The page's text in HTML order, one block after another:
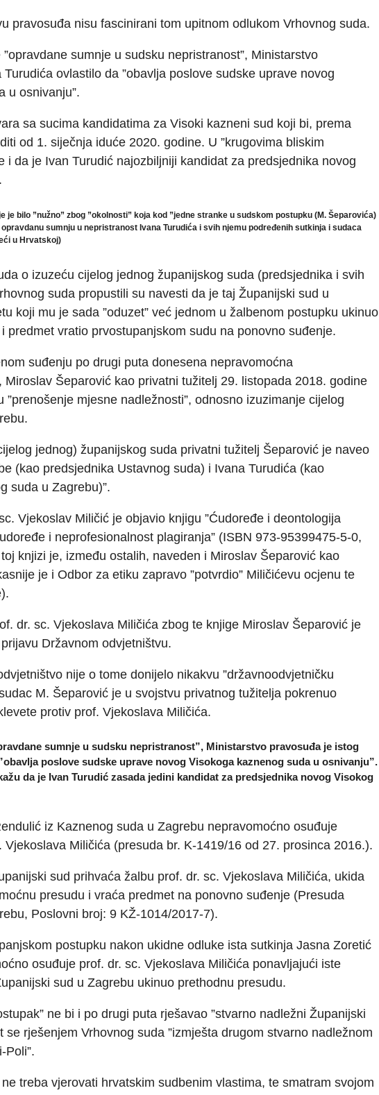
pravosuđa nisu fascinirani tom upitnom odlukom Vrhovnog suda.
sumnje u sudsku nepristranost”, Ministarstvo
ovlastilo da ”obavlja poslove sudske uprave novog
u osnivanju”.
sa sucima kandidatima za Visoki kazneni sud koji bi, prema
od 1. siječnja iduće 2020. godine. U ”krugovima bliskim
i da je Ivan Turudić najozbiljniji kandidat za predsjednika novog
je bilo ”nužno” zbog ”okolnosti” koja kod ”jedne stranke u sudskom postupku (M. Šeparovića)
sumnju u nepristranost Ivana Turudića i svih njemu podređenih sutkinja i sudaca
u Hrvatskoj)
o izuzeću cijelog jednog županijskog suda (predsjednika i svih
suda propustili su navesti da je taj Županijski sud u
koji mu je sada ”oduzet” već jednom u žalbenom postupku ukinuo
predmet vratio prvostupanjskom sudu na ponovno suđenje.
suđenju po drugi puta donesena nepravomoćna
Miroslav Šeparović kao privatni tužitelj 29. listopada 2018. godine
”prenošenje mjesne nadležnosti”, odnosno izuzimanje cijelog
jednog) županijskog suda privatni tužitelj Šeparović je naveo
(kao predsjednika Ustavnog suda) i Ivana Turudića (kao
suda u Zagrebu)”.
Vjekoslav Miličić je objavio knjigu ”Ćudoređe i deontologija
i neprofesionalnost plagiranja” (ISBN 973-95399475-5-0,
knjizi je, između ostalih, naveden i Miroslav Šeparović kao
je i Odbor za etiku zapravo ”potvrdio” Miličićevu ocjenu te
dr. sc. Vjekoslava Miličića zbog te knjige Miroslav Šeparović je
Državnom odvjetništvu.
nije o tome donijelo nikakvu ”državnoodvjetničku
M. Šeparović je u svojstvu privatnog tužitelja pokrenuo
protiv prof. Vjekoslava Miličića.
sumnje u sudsku nepristranost”, Ministarstvo pravosuđa je istog
obavlja poslove sudske uprave novog Visokoga kaznenog suda u osnivanju”.
da je Ivan Turudić zasada jedini kandidat za predsjednika novog Visokog
iz Kaznenog suda u Zagrebu nepravomoćno osuđuje
Vjekoslava Miličića (presuda br. K-1419/16 od 27. prosinca 2016.).
sud prihvaća žalbu prof. dr. sc. Vjekoslava Miličića, ukida
presudu i vraća predmet na ponovno suđenje (Presuda
Poslovni broj: 9 KŽ-1014/2017-7).
postupku nakon ukidne odluke ista sutkinja Jasna Zoretić
osuđuje prof. dr. sc. Vjekoslava Miličića ponavljajući iste
sud u Zagrebu ukinuo prethodnu presudu.
ne bi i po drugi puta rješavao ”stvarno nadležni Županijski
se rješenjem Vrhovnog suda ”izmješta drugom stvarno nadležnom
Poli”.
treba vjerovati hrvatskim sudbenim vlastima, te smatram svojom